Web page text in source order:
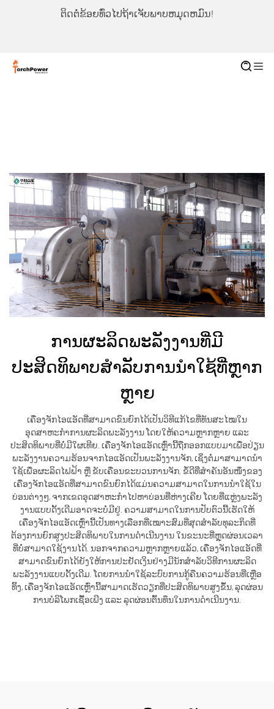
ຖ້າເຈັບພາບຫມຸດຫມົນ! ຕິດຕໍ່ຂ້ອຍທົ່ວໄປຖ້
ການຜະລິດພະລັງງານທີ່ມີ
ປະສິດທິພາບສຳລັບການນຳໃຊ້ທີ່ຫຼາກ
ຫຼາຍ
ເຄື່ອງຈັກໄອແອັດທີ່ສາມາດຂົນຍົກໄດ້ເປັນວິທີແກ້ໄຂທີ່ທັນສະໄໝໃນ
ອຸດສາຫະກຳການຜະລິດພະລັງງານ ໂດຍໃຫ້ຄວາມຫຼາກຫຼາຍ ແລະ
ປະສິດທິພາບທີ່ບໍ່ມີໃຜເທີຍ. ເຄື່ອງຈັກໄອແອັດເຫຼົ່ານີ້ຖືກອອກແບບມາເພື່ອປ່ຽນ
ພະລັງງານຄວາມຮ້ອນຈາກໄອແອັດເປັນພະລັງງານຈັກ, ເຊິ່ງຕໍ່ມາສາມາດນຳ
ໃຊ້ເພື່ອຜະລິດໄຟຟ້າ ຫຼື ຂັບເຄື່ອນຂະບວນການຈັກ. ຂໍ້ດີທີ່ສຳຄັນອັນໜຶ່ງຂອງ
ເຄື່ອງຈັກໄອແອັດທີ່ສາມາດຂົນຍົກໄດ້ແມ່ນຄວາມສາມາດໃນການນຳໃຊ້ໃນ
ບ່ອນຕ່າງໆ, ຈາກເຂດອຸດສາຫະກຳໄປຫາບ່ອນທີ່ຫ່າງເຄີຍ ໂດຍທີ່ແຫຼ່ງພະລັງ
ງານແບບດັ້ງເດີມອາດຈະບໍ່ມີຢູ່. ຄວາມສາມາດໃນການປັບຕົວນີ້ເຮັດໃຫ້
ເຄື່ອງຈັກໄອແອັດເຫຼົ່ານີ້ເປັນທາງເລືອກທີ່ເໝາະສົມທີ່ສຸດສຳລັບທຸລະກິດທີ່
ຕ້ອງການຍົກສູງປະສິດທິພາບໃນການດຳເນີນງານ ໃນຂະນະທີ່ຫຼຸດຜ່ອນເວລາ
ທີ່ບໍ່ສາມາດໃຊ້ງານໄດ້. ນອກຈາກຄວາມຫຼາກຫຼາຍແລ້ວ, ເຄື່ອງຈັກໄອແອັດທີ່
ສາມາດຂົນຍົກໄດ້ຍັງໃຫ້ການປະຢັດເງິນຢ່າງມີນັກສຳລັບວິທີການຜະລິດ
ພະລັງງານແບບດັ້ງເດີມ. ໂດຍການນຳໃຊ້ລະບົບການກູ້ຄືນຄວາມຮ້ອນທີ່ເຫຼືອ
ທິ້ງ, ເຄື່ອງຈັກໄອແອັດເຫຼົ່ານີ້ສາມາດເຮັດວຽກທີ່ປະສິດທິພາບສູງຂຶ້ນ, ລຸດຜ່ອນ
ການບໍລິໂພກເຊື້ອເພີງ ແລະ ລຸດຜ່ອນຕົ້ນທຶນໃນການດຳເນີນງານ.